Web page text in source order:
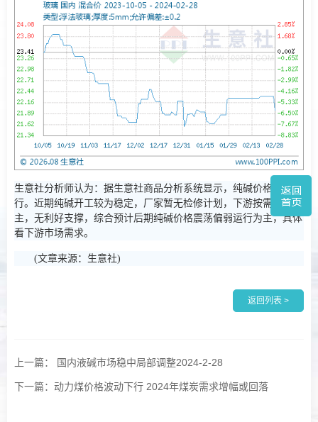
生意社分析师认为：据生意社商品分析系统显示，纯碱价格震荡运
行。近期纯碱开工较为稳定，厂家暂无检修计划，下游按需采购为
主，无利好支撑，综合预计后期纯碱价格震荡偏弱运行为主，具体
看下游市场需求。
(文章来源：生意社)
返回列表 >
上一篇： 国内液碱市场稳中局部调整2024-2-28
下一篇：动力煤价格波动下行 2024年煤炭需求增幅或回落